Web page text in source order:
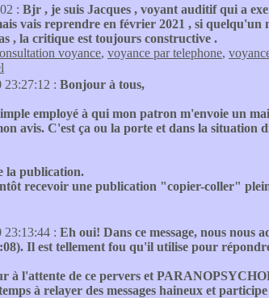
: Bjr , je suis Jacques , voyant auditif qui a
vais reprendre en février 2021 , si quelqu'un
, la critique est toujours constructive .
voyance, voyance par telephone,
23:27:12 : Bonjour à tous,
employé à qui mon patron m'envoie un
avis. C'est ça ou la porte et dans la situation
la publication.
recevoir une publication "copier-coller"
23:13:44 : Eh oui! Dans ce message, nous nous
Il est tellement fou qu'il utilise pour
à l'attente de ce pervers et
à relayer des messages haineux et